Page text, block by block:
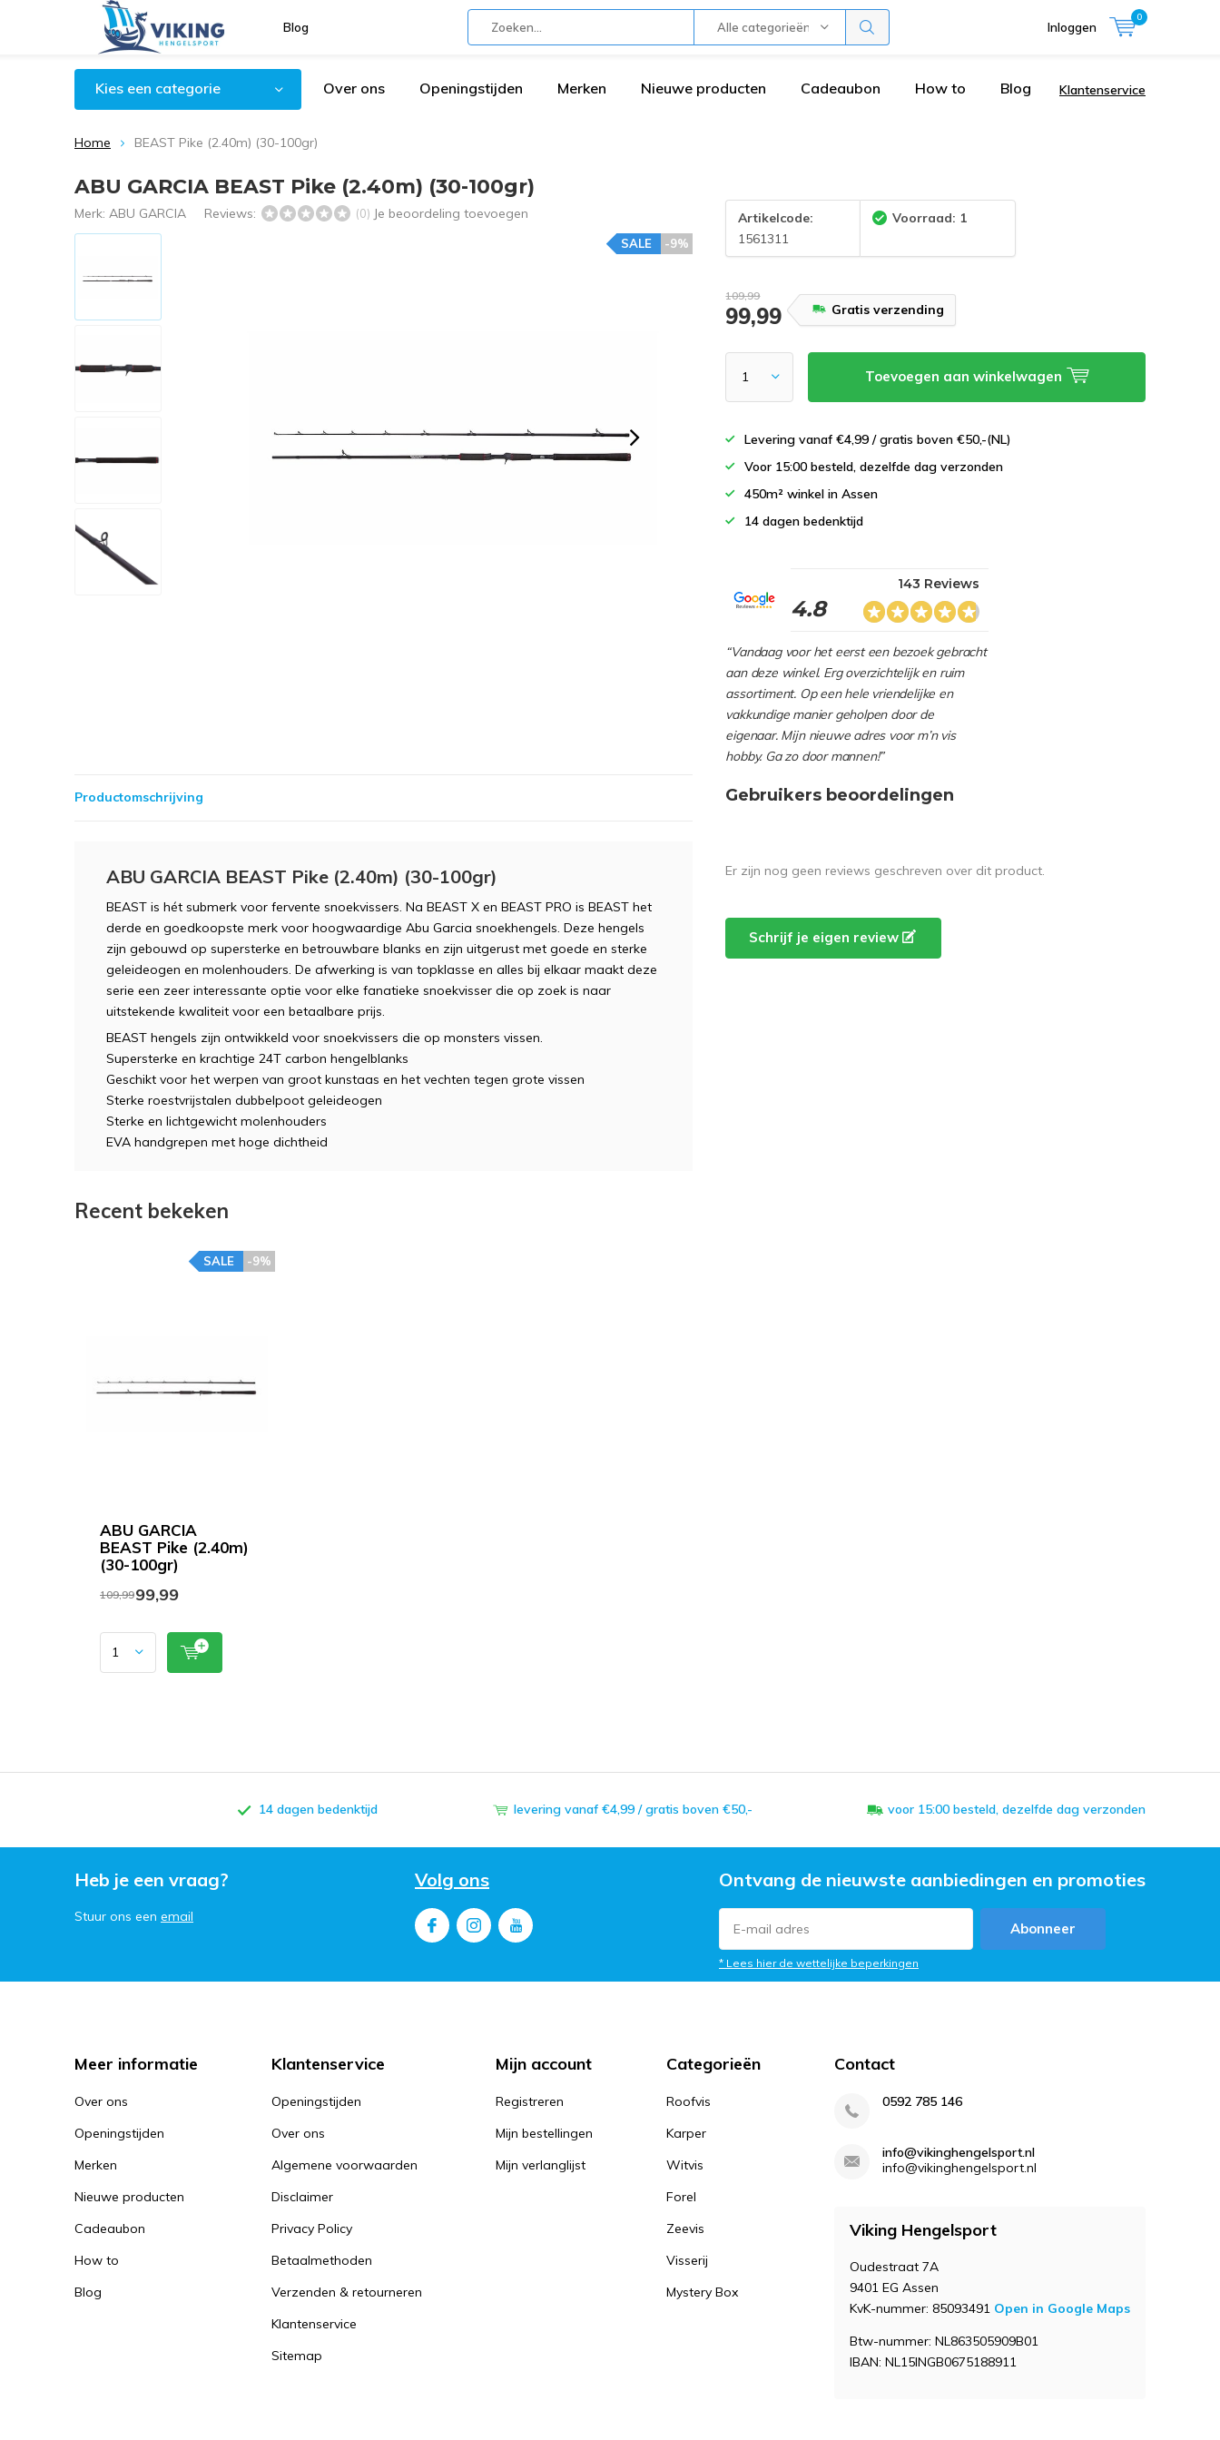
Blog Alle categorieën Inloggen
0
Kies een categorie Over ons Openingstijden Merken Nieuwe producten Cadeaubon How to Blog Klantenservice
Home BEAST Pike (2.40m) (30-100gr)
ABU GARCIA BEAST Pike (2.40m) (30-100gr)
Merk: ABU GARCIA Reviews: (0) Je beoordeling toevoegen
-9%
SALE
Artikelcode:
1561311
Voorraad: 1
109,99
99,99 Gratis verzending
Toevoegen aan winkelwagen
Levering vanaf €4,99 / gratis boven €50,-(NL)
Voor 15:00 besteld, dezelfde dag verzonden
450m² winkel in Assen
14 dagen bedenktijd
4.8
143 Reviews
“Vandaag voor het eerst een bezoek gebracht
aan deze winkel. Erg overzichtelijk en ruim
assortiment. Op een hele vriendelijke en
vakkundige manier geholpen door de
eigenaar. Mijn nieuwe adres voor m’n vis
hobby. Ga zo door mannen!”
Productomschrijving
ABU GARCIA BEAST Pike (2.40m) (30-100gr)
BEAST is hét submerk voor fervente snoekvissers. Na BEAST X en BEAST PRO is BEAST het
derde en goedkoopste merk voor hoogwaardige Abu Garcia snoekhengels. Deze hengels
zijn gebouwd op supersterke en betrouwbare blanks en zijn uitgerust met goede en sterke
geleideogen en molenhouders. De afwerking is van topklasse en alles bij elkaar maakt deze
serie een zeer interessante optie voor elke fanatieke snoekvisser die op zoek is naar
uitstekende kwaliteit voor een betaalbare prijs.
BEAST hengels zijn ontwikkeld voor snoekvissers die op monsters vissen.
Supersterke en krachtige 24T carbon hengelblanks
Geschikt voor het werpen van groot kunstaas en het vechten tegen grote vissen
Sterke roestvrijstalen dubbelpoot geleideogen
Sterke en lichtgewicht molenhouders
EVA handgrepen met hoge dichtheid
Gebruikers beoordelingen
Er zijn nog geen reviews geschreven over dit product.
Schrijf je eigen review
Recent bekeken
ABU GARCIA
BEAST Pike (2.40m)
(30-100gr)
-9%
SALE
109,9999,99
14 dagen bedenktijd levering vanaf €4,99 / gratis boven €50,- voor 15:00 besteld, dezelfde dag verzonden
Heb je een vraag?
Stuur ons een email
Volg ons Ontvang de nieuwste aanbiedingen en promoties
Abonneer
* Lees hier de wettelijke beperkingen
Meer informatie
Over ons
Openingstijden
Merken
Nieuwe producten
Cadeaubon
How to
Blog
Klantenservice
Openingstijden
Over ons
Algemene voorwaarden
Disclaimer
Privacy Policy
Betaalmethoden
Verzenden & retourneren
Klantenservice
Sitemap
Mijn account
Registreren
Mijn bestellingen
Mijn verlanglijst
Categorieën
Roofvis
Karper
Witvis
Forel
Zeevis
Visserij
Mystery Box
Contact
0592 785 146
info@vikinghengelsport.nl
info@vikinghengelsport.nl
Viking Hengelsport
Oudestraat 7A
9401 EG Assen
KvK-nummer: 85093491 Open in Google Maps
Btw-nummer: NL863505909B01
IBAN: NL15INGB0675188911